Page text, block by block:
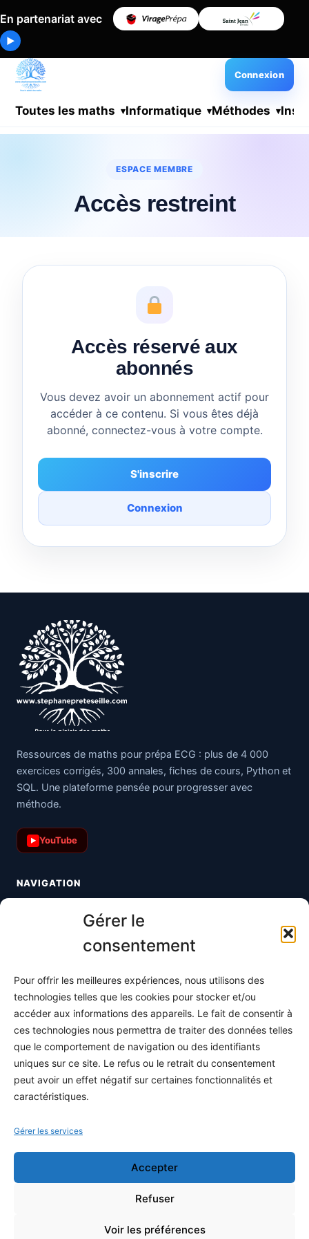
Gérer le
consentement
Pour offrir les meilleures expériences, nous utilisons des
technologies telles que les cookies pour stocker et/ou
accéder aux informations des appareils. Le fait de consentir à
ces technologies nous permettra de traiter des données telles
que le comportement de navigation ou des identifiants
uniques sur ce site. Le refus ou le retrait du consentement
peut avoir un effet négatif sur certaines fonctionnalités et
caractéristiques.
Gérer les services
Accepter
Refuser
Voir les préférences
En partenariat avec
▶
Toutes les maths Informatique Méthodes
Connexion
ESPACE MEMBRE
Accès restreint
Accès réservé aux
abonnés
Vous devez avoir un abonnement actif pour
accéder à ce contenu. Si vous êtes déjà
abonné, connectez-vous à votre compte.
S'inscrire
Connexion
Ressources de maths pour prépa ECG : plus de 4 000
exercices corrigés, 300 annales, fiches de cours, Python et
SQL. Une plateforme pensée pour progresser avec
méthode.
▶ YouTube
NAVIGATION
Toutes les maths
S'abonner
À propos
Contact / Support
Mes publications
INFORMATIONS LÉGALES
Conditions générales de vente